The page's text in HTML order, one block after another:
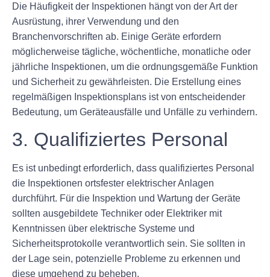
Die Häufigkeit der Inspektionen hängt von der Art der
Ausrüstung, ihrer Verwendung und den
Branchenvorschriften ab. Einige Geräte erfordern
möglicherweise tägliche, wöchentliche, monatliche oder
jährliche Inspektionen, um die ordnungsgemäße Funktion
und Sicherheit zu gewährleisten. Die Erstellung eines
regelmäßigen Inspektionsplans ist von entscheidender
Bedeutung, um Geräteausfälle und Unfälle zu verhindern.
3. Qualifiziertes Personal
Es ist unbedingt erforderlich, dass qualifiziertes Personal
die Inspektionen ortsfester elektrischer Anlagen
durchführt. Für die Inspektion und Wartung der Geräte
sollten ausgebildete Techniker oder Elektriker mit
Kenntnissen über elektrische Systeme und
Sicherheitsprotokolle verantwortlich sein. Sie sollten in
der Lage sein, potenzielle Probleme zu erkennen und
diese umgehend zu beheben.